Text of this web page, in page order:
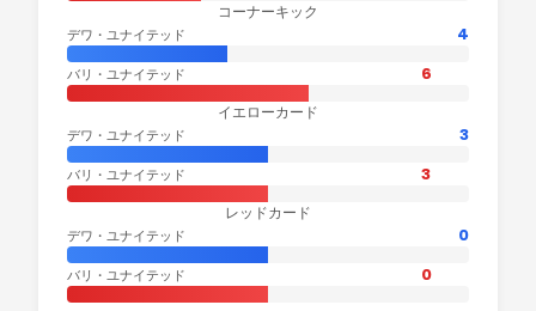
コーナーキック
デワ・ユナイテッド 4
バリ・ユナイテッド 6
イエローカード
デワ・ユナイテッド 3
バリ・ユナイテッド 3
レッドカード
デワ・ユナイテッド 0
バリ・ユナイテッド 0